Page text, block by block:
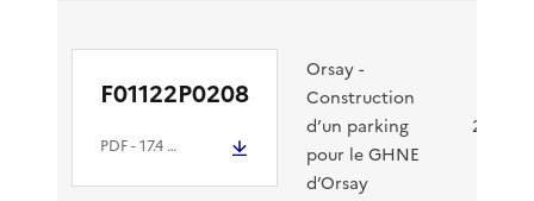
F01122P0208
PDF- 17.4 Mio
Orsay -
Construction
d’un parking
pour le GHNE
d’Orsay
20/10/